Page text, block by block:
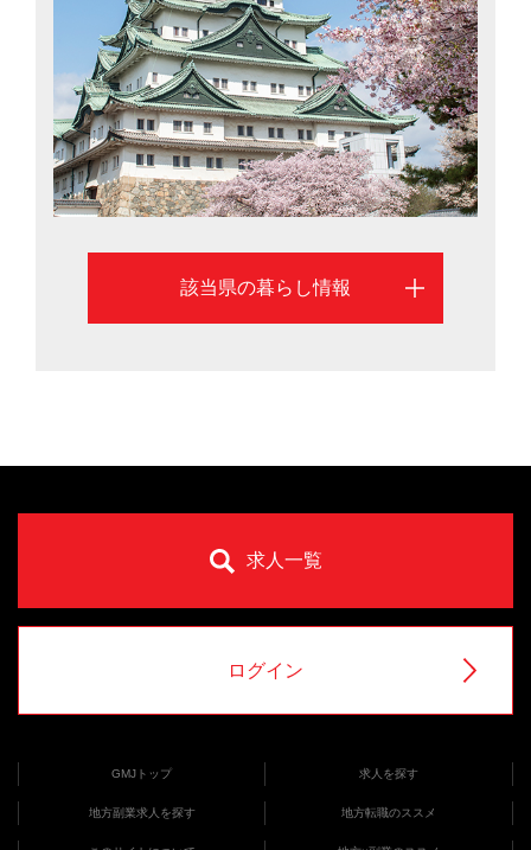
強みとなっています。東京へは新幹線で約1時間40分で
すが、リニア中央新幹線の開業（2027年予定）で約40分
に短縮。名古屋市を中心に、愛知県での暮らしを考える
際に役立つ移住情報を掲載しています。
該当県の暮らし情報
求人一覧
ログイン
GMJトップ 求人を探す
地方副業求人を探す 地方転職のススメ